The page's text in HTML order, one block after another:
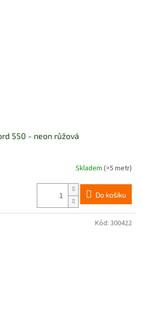
550 - neon růžová
Skladem (>5 metr)
Do košíku
Kód: 300422